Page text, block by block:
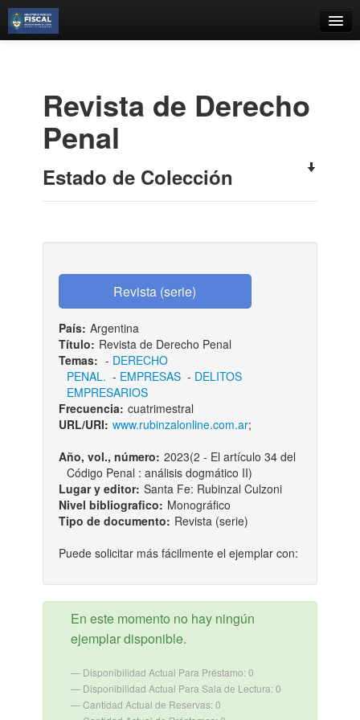
Estantes Virtuales
Contacto
Revista de Derecho
Penal
Estado de Colección
País: Argentina
Título: Revista de Derecho Penal
Temas: - DERECHO
PENAL. - EMPRESAS- DELITOS
EMPRESARIOS
Frecuencia: cuatrimestral
URL/URI: www.rubinzalonline.com.ar;
Año, vol., número: 2023(2 - El artículo 34 del
Código Penal : análisis dogmático II)
Lugar y editor: Santa Fe: Rubinzal Culzoni
Nivel bibliografico: Monográfico
Tipo de documento: Revista (serie)
Puede solicitar más fácilmente el ejemplar con:
En este momento no hay ningún
ejemplar disponible.
Disponibilidad Actual Para Préstamo: 0
Disponibilidad Actual Para Sala de Lectura: 0
Cantidad Actual de Reservas: 0